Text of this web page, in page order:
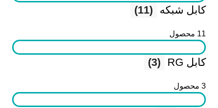
کابل شبکه (11)
11 محصول
کابل RG (3)
3 محصول